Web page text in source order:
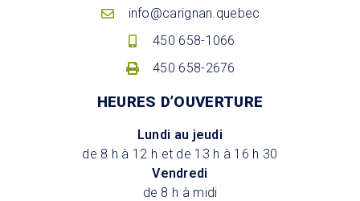
info@carignan.quebec
450 658-1066
450 658-2676
HEURES D’OUVERTURE
Lundi au jeudi
de 8 h à 12 h et de 13 h à 16 h 30
Vendredi
de 8 h à midi